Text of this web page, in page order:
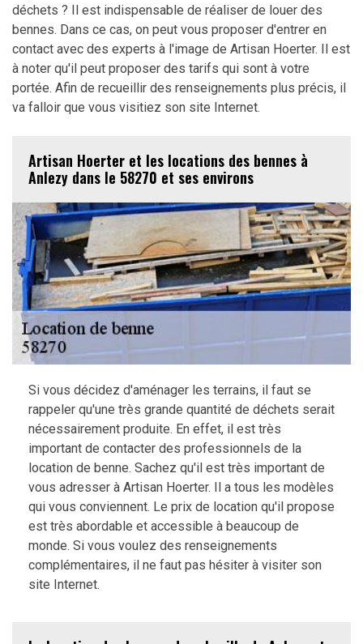
déchets ? Il est indispensable de réaliser de louer des
bennes. Dans ce cas, on peut vous proposer d'entrer en
contact avec des experts à l'image de Artisan Hoerter. Il est
à noter qu'il peut proposer des tarifs qui sont à votre
portée. Afin de recueillir des renseignements plus précis, il
va falloir que vous visitiez son site Internet.
Artisan Hoerter et les locations des bennes à
Anlezy dans le 58270 et ses environs
Si vous décidez d'aménager les terrains, il faut se
rappeler qu'une très grande quantité de déchets serait
nécessairement produite. En effet, il est très
important de contacter des professionnels de la
location de benne. Sachez qu'il est très important de
vous adresser à Artisan Hoerter. Il a tous les modèles
qui vous conviennent. Le prix de location qu'il propose
est très abordable et accessible à beaucoup de
monde. Si vous voulez des renseignements
complémentaires, il ne faut pas hésiter à visiter son
site Internet.